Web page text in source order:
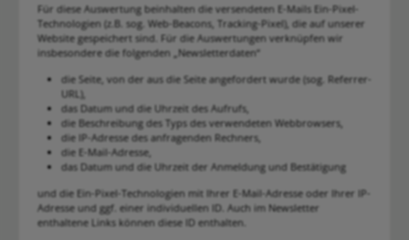
Für diese Auswertung beinhalten die versendeten E-Mails Ein-Pixel-
Technologien (z.B. sog. Web-Beacons, Tracking-Pixel), die auf unserer
Website gespeichert sind. Für die Auswertungen verknüpfen wir
insbesondere die folgenden „Newsletterdaten“
die Seite, von der aus die Seite angefordert wurde (sog. Referrer-
URL),
das Datum und die Uhrzeit des Aufrufs,
die Beschreibung des Typs des verwendeten Webbrowsers,
die IP-Adresse des anfragenden Rechners,
die E-Mail-Adresse,
das Datum und die Uhrzeit der Anmeldung und Bestätigung
und die Ein-Pixel-Technologien mit Ihrer E-Mail-Adresse oder Ihrer IP-
Adresse und ggf. einer individuellen ID. Auch im Newsletter
enthaltene Links können diese ID enthalten.